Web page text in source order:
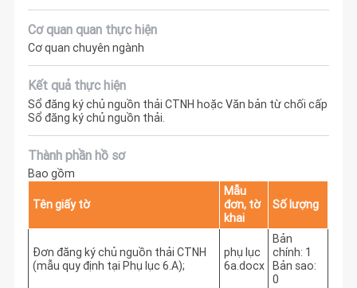
Cơ quan quan thực hiện
Cơ quan chuyên ngành
Kết quả thực hiện
Sổ đăng ký chủ nguồn thải CTNH hoặc Văn bản từ chối cấp
Sổ đăng ký chủ nguồn thải.
Thành phần hồ sơ
Bao gồm
Tên giấy tờ
Mẫu
đơn, tờ
khai
Số lượng
Đơn đăng ký chủ nguồn thải CTNH
(mẫu quy định tại Phụ lục 6.A);
phụ lục
6a.docx
Bản
chính: 1
Bản sao:
0